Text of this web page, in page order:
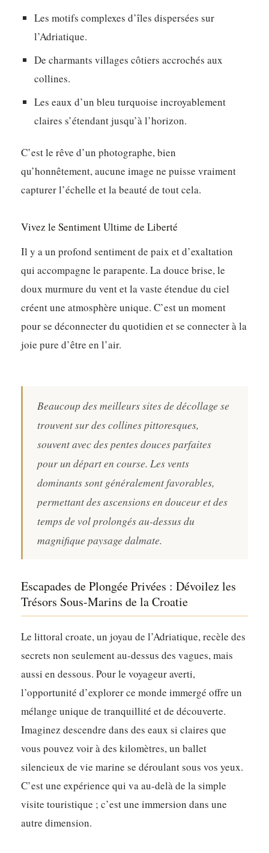
Les motifs complexes d’îles dispersées sur
l’Adriatique.
De charmants villages côtiers accrochés aux
collines.
Les eaux d’un bleu turquoise incroyablement
claires s’étendant jusqu’à l’horizon.
C’est le rêve d’un photographe, bien
qu’honnêtement, aucune image ne puisse vraiment
capturer l’échelle et la beauté de tout cela.
Vivez le Sentiment Ultime de Liberté
Il y a un profond sentiment de paix et d’exaltation
qui accompagne le parapente. La douce brise, le
doux murmure du vent et la vaste étendue du ciel
créent une atmosphère unique. C’est un moment
pour se déconnecter du quotidien et se connecter à la
joie pure d’être en l’air.
Beaucoup des meilleurs sites de décollage se
trouvent sur des collines pittoresques,
souvent avec des pentes douces parfaites
pour un départ en course. Les vents
dominants sont généralement favorables,
permettant des ascensions en douceur et des
temps de vol prolongés au-dessus du
magnifique paysage dalmate.
Escapades de Plongée Privées : Dévoilez les
Trésors Sous-Marins de la Croatie
Le littoral croate, un joyau de l’Adriatique, recèle des
secrets non seulement au-dessus des vagues, mais
aussi en dessous. Pour le voyageur averti,
l’opportunité d’explorer ce monde immergé offre un
mélange unique de tranquillité et de découverte.
Imaginez descendre dans des eaux si claires que
vous pouvez voir à des kilomètres, un ballet
silencieux de vie marine se déroulant sous vos yeux.
C’est une expérience qui va au-delà de la simple
visite touristique ; c’est une immersion dans une
autre dimension.